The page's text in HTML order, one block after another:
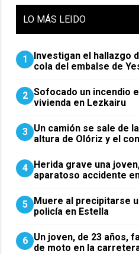
LO MÁS LEIDO
1
Investigan el hallazgo
cola del embalse de
2 Sofocado un incendio
vivienda en Lezkairu
3 Un camión se sale de
altura de Olóriz y el
4 Herida grave una
aparatoso accidente
5 Muere al precipitarse
policía en Estella
6 Un joven, de 23 años,
de moto en la